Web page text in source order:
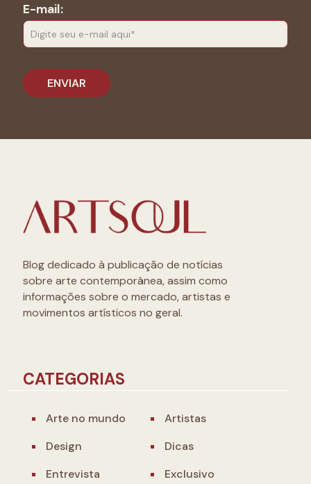
E-mail:
Blog dedicado à publicação de notícias
sobre arte contemporânea, assim como
informações sobre o mercado, artistas e
movimentos artísticos no geral.
CATEGORIAS
Arte no mundo
Artistas
Design
Dicas
Entrevista
Exclusivo